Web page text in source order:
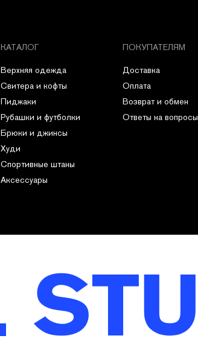
КАТАЛОГ ПОКУПАТЕЛЯМ
Доставка
Оплата
Возврат и обмен
Ответы на вопросы
Верхняя одежда
Свитера и кофты
Пиджаки
Рубашки и футболки
Худи
Брюки и джинсы
Спортивные штаны
Аксессуары